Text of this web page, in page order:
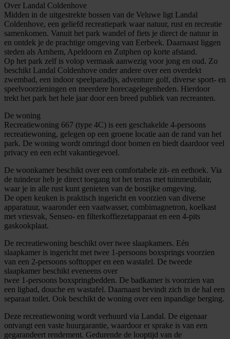
Over Landal Coldenhove
Midden in de uitgestrekte bossen van de Veluwe ligt Landal
Coldenhove, een geliefd recreatiepark waar natuur, rust en recreatie
samenkomen. Vanuit het park wandel of fiets je direct de natuur in
en ontdek je de prachtige omgeving van Eerbeek. Daarnaast liggen
steden als Arnhem, Apeldoorn en Zutphen op korte afstand.
Op het park zelf is volop vermaak aanwezig voor jong en oud. Zo
beschikt Landal Coldenhove onder andere over een overdekt
zwembad, een indoor speelparadijs, adventure golf, diverse sport- en
speelvoorzieningen en meerdere horecagelegenheden. Hierdoor
trekt het park het hele jaar door een breed publiek van recreanten.
De woning
Recreatiewoning 667 (type 4C) is een geschakelde 4-persoons
recreatiewoning, gelegen op een groene locatie aan de rand van het
park. De woning wordt omringd door bomen en biedt daardoor veel
privacy en een echt vakantiegevoel.
De woonkamer beschikt over een comfortabele zit- en eethoek. Via
de tuindeur heb je direct toegang tot het terras met tuinmeubilair,
waar je in alle rust kunt genieten van de bosrijke omgeving.
De open keuken is praktisch ingericht en voorzien van diverse
apparatuur, waaronder een vaatwasser, combimagnetron, koelkast
met vriesvak, Senseo- en filterkoffiezetapparaat en een 4-pits
gaskookplaat.
De recreatiewoning beschikt over twee slaapkamers. Eén
slaapkamer is ingericht met twee 1-persoons boxsprings voorzien
van een 2-persoons softtopper en een wastafel. De tweede
slaapkamer beschikt eveneens over
twee 1-persoons boxspringbedden. De badkamer is voorzien van
een ligbad, douche en wastafel. Daarnaast bevindt zich in de hal een
separaat toilet. Ook beschikt de woning over een inpandige berging.
Deze recreatiewoning wordt verhuurd via Landal. De eigenaar
ontvangt een vaste huurgarantie, waardoor er sprake is van een
gegarandeert rendement. Gedurende de looptijd van de